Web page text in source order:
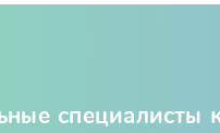
специалисты